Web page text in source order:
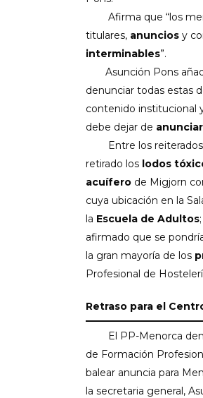
Afirma que “los
titulares, anuncios y
interminables”.
Asunción Pons
denunciar todas estas
contenido institucional
debe dejar de anunciar
Entre los reiterados
retirado los lodos
acuífero de Migjorn
cuya ubicación en la
la Escuela de Adultos
afirmado que se
la gran mayoría de los
Profesional de
Retraso para el
El PP-Menorca
de Formación
balear anuncia para
la secretaria general,